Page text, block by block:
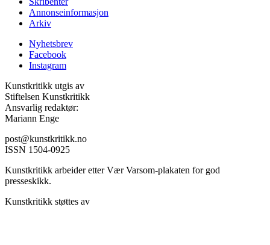
Annonseinformasjon
Arkiv
Nyhetsbrev
Facebook
Instagram
Kunstkritikk utgis av
Stiftelsen Kunstkritikk
Ansvarlig redaktør:
Mariann Enge
post@kunstkritikk.no
ISSN 1504-0925
Kunstkritikk arbeider etter Vær Varsom-plakaten for god
presseskikk.
Kunstkritikk støttes av